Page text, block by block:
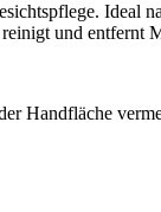
Ideal
und entfernt
Handfläche